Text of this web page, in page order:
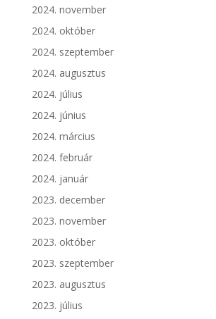
2024. november
2024. október
2024. szeptember
2024. augusztus
2024. július
2024. június
2024. március
2024. február
2024. január
2023. december
2023. november
2023. október
2023. szeptember
2023. augusztus
2023. július